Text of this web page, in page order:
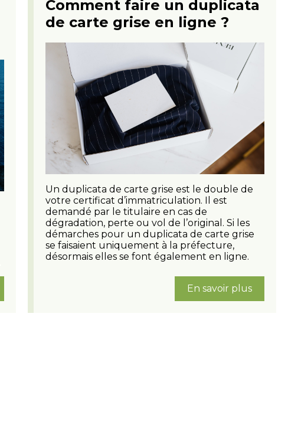
Comment faire un duplicata
de carte grise en ligne ?
Un duplicata de carte grise est le double de
votre certificat d’immatriculation. Il est
demandé par le titulaire en cas de
dégradation, perte ou vol de l’original. Si les
démarches pour un duplicata de carte grise
se faisaient uniquement à la préfecture,
désormais elles se font également en ligne.
En savoir plus